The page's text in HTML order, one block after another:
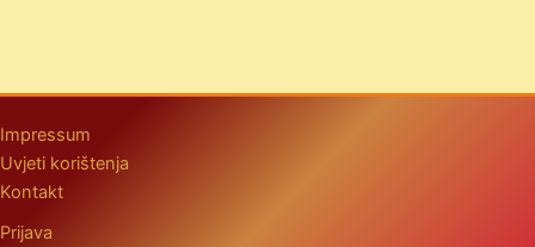
Impressum
Uvjeti korištenja
Kontakt
Prijava